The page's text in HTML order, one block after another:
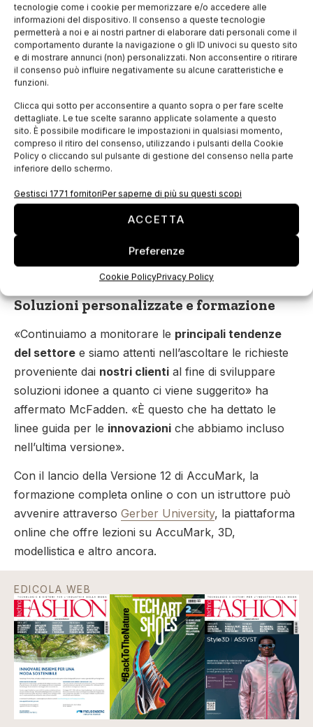
tecnologie come i cookie per memorizzare e/o accedere alle
informazioni del dispositivo. Il consenso a queste tecnologie
permetterà a noi e ai nostri partner di elaborare dati personali come il
comportamento durante la navigazione o gli ID univoci su questo sito
e di mostrare annunci (non) personalizzati. Non acconsentire o ritirare
il consenso può influire negativamente su alcune caratteristiche e
funzioni.
Clicca qui sotto per acconsentire a quanto sopra o per fare scelte
dettagliate. Le tue scelte saranno applicate solamente a questo
sito. È possibile modificare le impostazioni in qualsiasi momento,
compreso il ritiro del consenso, utilizzando i pulsanti della Cookie
Policy o cliccando sul pulsante di gestione del consenso nella parte
inferiore dello schermo.
Gestisci 1771 fornitoriPer saperne di più su questi scopi
ACCETTA
Preferenze
Cookie PolicyPrivacy Policy
multiple del tessuto per ottimizzarne l’utilizzo, i valori
percentuali di restringimento/allungamento e
funzionalità ottimizzate di pianificazione e reporting.
Gli aggiornamenti dell’applicazione AccuPlan sono
l’ottimizzazionedell’utilizzo dei materiali. Le proprietà
del tessuto consentono una pianificazione più
completa e un ridotto consumo di materiale.
L’aggiunta direport personalizzati
report di tracciabilità della produzione offre un
maggiore controllo di gestione e visualizzazione del
flusso di lavoro permettendo anche la
di più ordini simultaneamentee di avere un
resoconto dettagliato del consumo di tessuto.
Soluzioni personalizzate e formazione
«Continuiamo a monitorare le principali tendenze
del settore e siamo attenti nell’ascoltare le richieste
proveniente dai nostri clienti al fine di sviluppare
soluzioni idonee a quanto ci viene suggerito» ha
affermato McFadden. «È questo che ha dettato le
linee guida per le innovazioni che abbiamo incluso
nell’ultima versione».
Con il lancio della Versione 12 di AccuMark, la
formazione completa online o con un istruttore può
avvenire attraverso Gerber University, la piattaforma
online che offre lezioni su AccuMark, 3D,
modellistica e altro ancora.
EDICOLA WEB